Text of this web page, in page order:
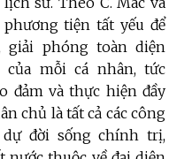
tiện tất yếu để
phóng toàn diện
mỗi cá nhân, tức
đảm và thực hiện đầy
chủ là tất cả các công
đời sống chính trị,